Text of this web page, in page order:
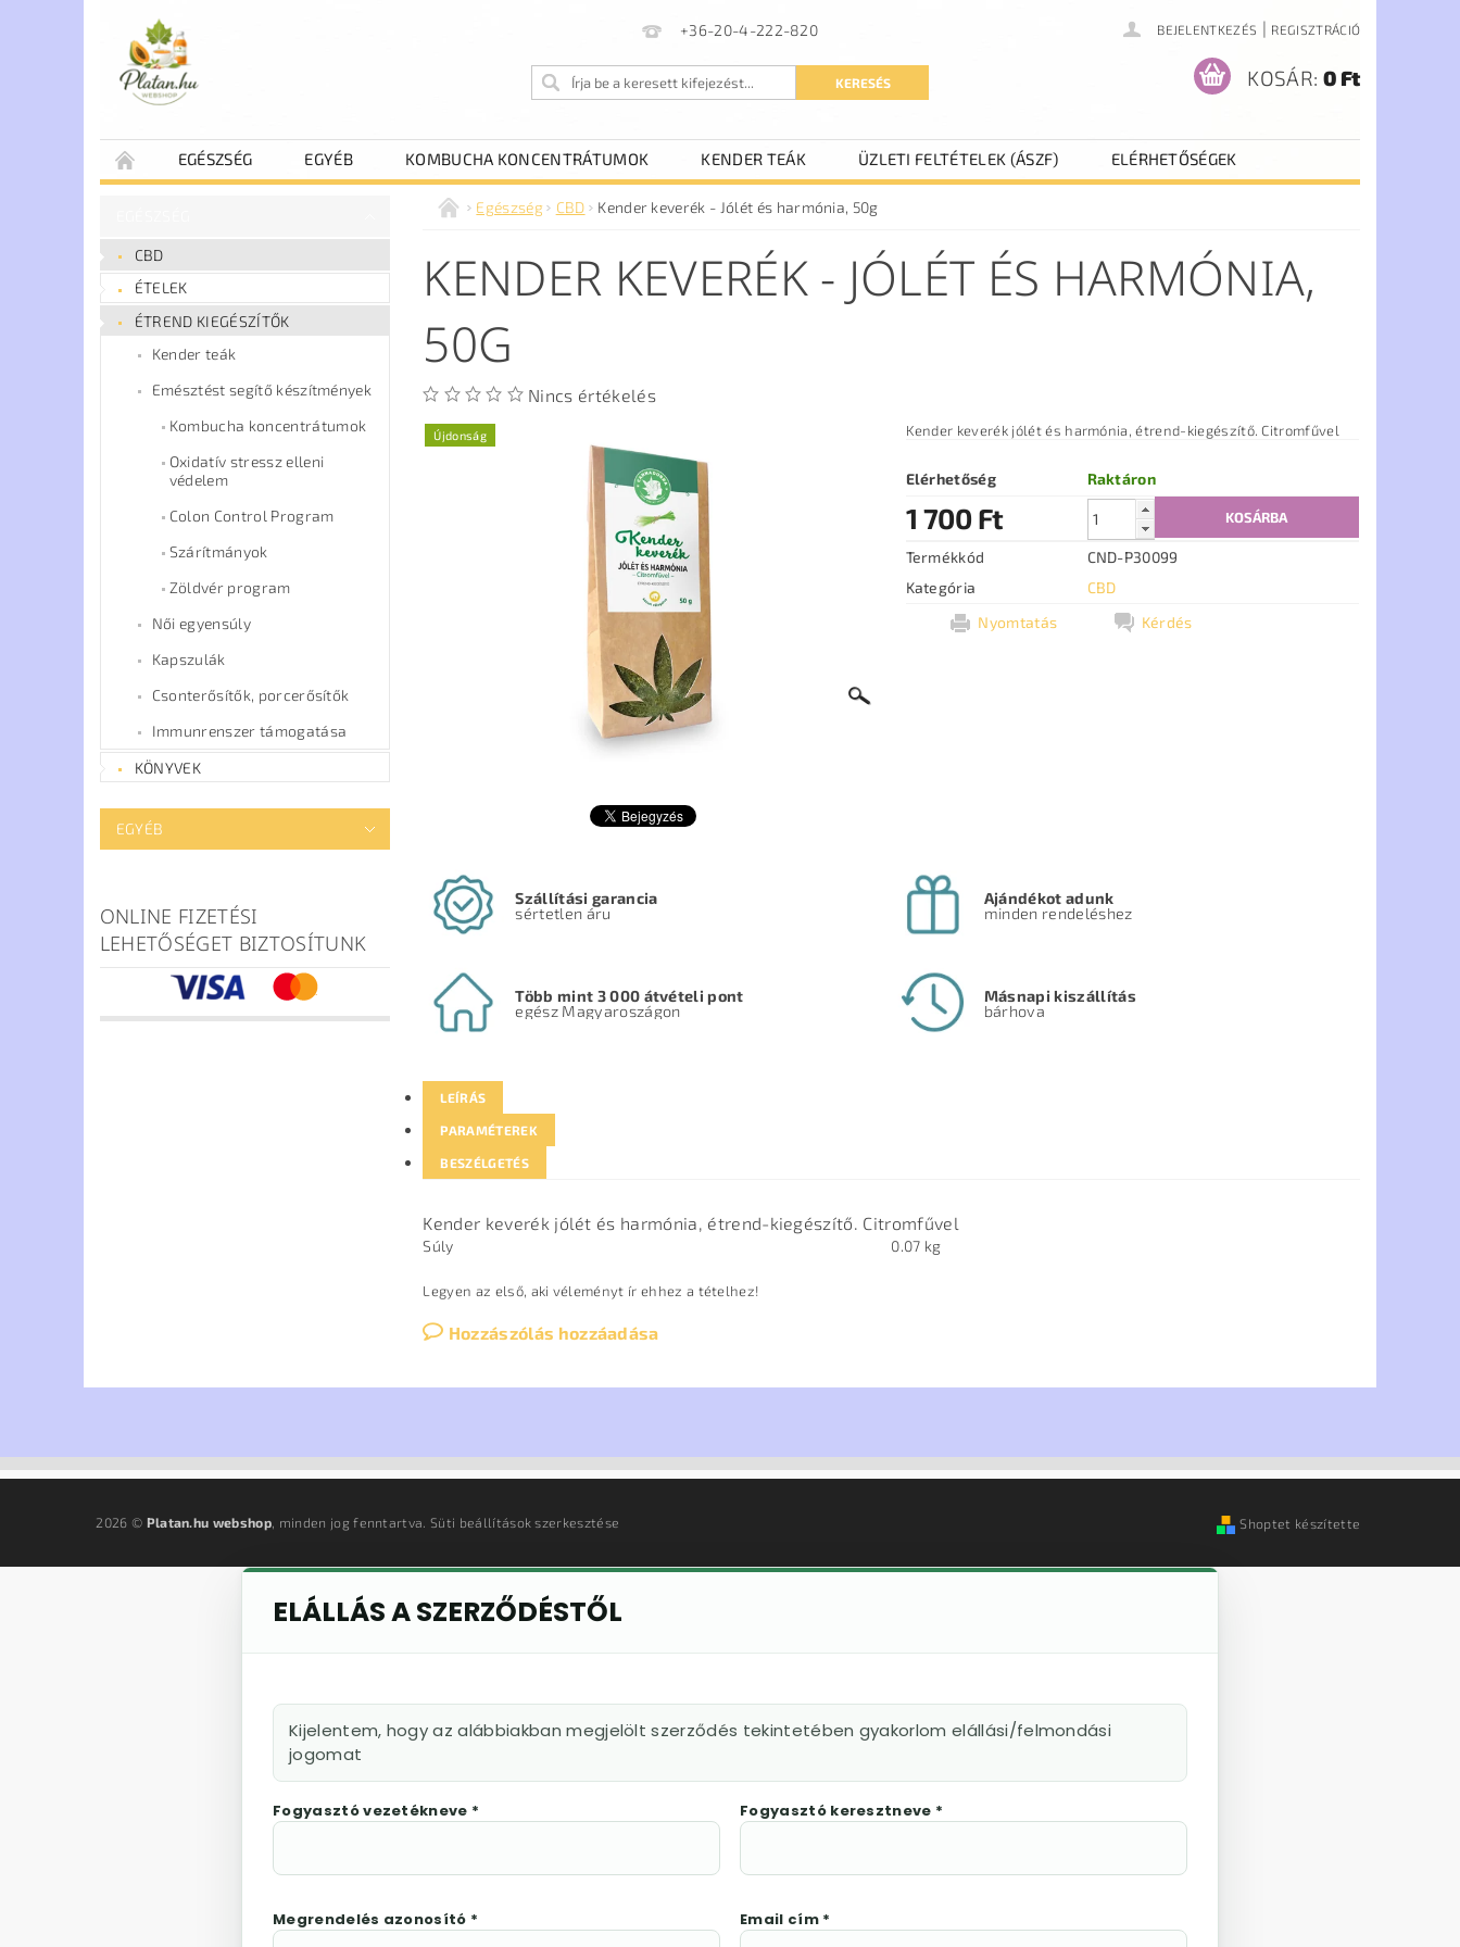
+36-20-4-222-820 BEJELENTKEZÉS | REGISZTRÁCIÓ
KOSÁR: 0 Ft
EGÉSZSÉG EGYÉB KOMBUCHA KONCENTRÁTUMOK KENDER TEÁK ÜZLETI FELTÉTELEK (ÁSZF) ELÉRHETŐSÉGEK
CBD
ÉTELEK
ÉTREND KIEGÉSZÍTŐK
Kender teák
Emésztést segítő készítmények
Kombucha koncentrátumok
Oxidatív stressz elleni
védelem
Colon Control Program
Szárítmányok
Zöldvér program
Női egyensúly
Kapszulák
Csonterősítők, porcerősítők
Immunrenszer támogatása
KÖNYVEK
EGYÉB
ONLINE FIZETÉSI
LEHETŐSÉGET BIZTOSÍTUNK
Egészség CBD Kender keverék - Jólét és harmónia, 50g
KENDER KEVERÉK - JÓLÉT ÉS HARMÓNIA,
50G
Nincs értékelés
Újdonság Kender keverék jólét és harmónia, étrend-kiegészítő. Citromfűvel
Elérhetőség Raktáron
1 700 Ft
Termékkód
CND-P30099
Kategória
CBD
Nyomtatás
Kérdés
Szállítási garancia
sértetlen áru
Ajándékot adunk
minden rendeléshez
Több mint 3 000 átvételi pont
egész Magyaroszágon
Másnapi kiszállítás
bárhova
LEÍRÁS
PARAMÉTEREK
BESZÉLGETÉS
Kender keverék jólét és harmónia, étrend-kiegészítő. Citromfűvel
Súly 0.07 kg
Legyen az első, aki véleményt ír ehhez a tételhez!
Hozzászólás hozzáadása
2026 © Platan.hu webshop, minden jog fenntartva.Süti beállítások szerkesztése Shoptet készítette
ELÁLLÁS A SZERZŐDÉSTŐL
Kijelentem, hogy az alábbiakban megjelölt szerződés tekintetében gyakorlom elállási/felmondási
jogomat
Fogyasztó vezetékneve * Fogyasztó keresztneve *
Megrendelés azonosító * Email cím *